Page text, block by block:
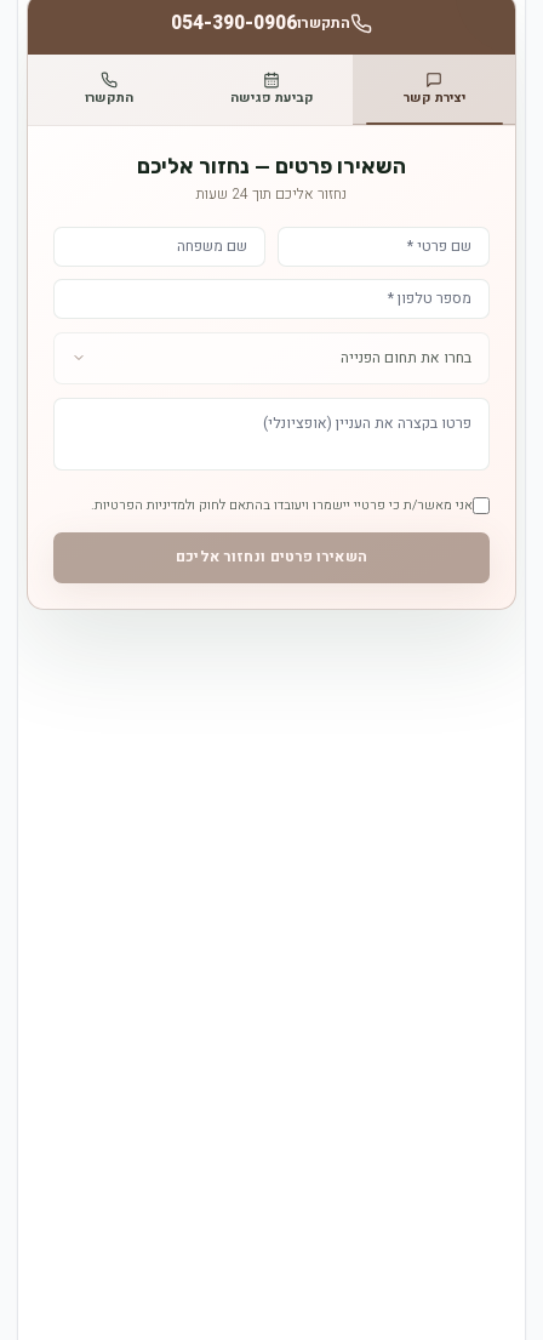
התקשרו054-390-0906
יצירת קשר קביעת פגישה התקשרו
השאירו פרטים — נחזור אליכם
נחזור אליכם תוך 24 שעות
אני מאשר/ת כי פרטיי יישמרו ויעובדו בהתאם לחוק ולמדיניות הפרטיות.
השאירו פרטים ונחזור אליכם